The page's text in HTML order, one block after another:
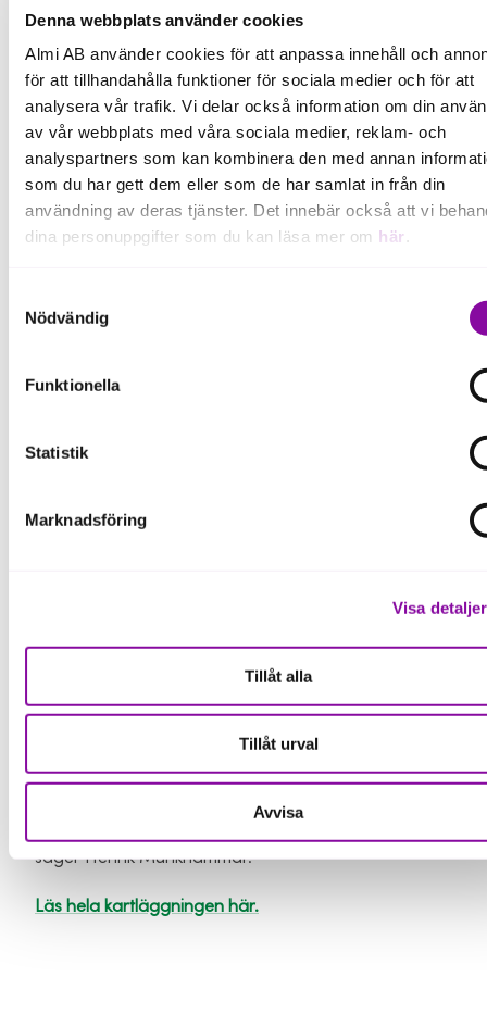
Denna webbplats använder cookies
Almi AB använder cookies för att anpassa innehåll och
för att tillhandahålla funktioner för sociala medier och för att
analysera vår trafik. Vi delar också information om din
av vår webbplats med våra sociala medier, reklam- och
analyspartners som kan kombinera den med annan
som du har gett dem eller som de har samlat in från din
användning av deras tjänster. Det innebär också att vi
dina personuppgifter som du kan läsa mer om här .
delning av information enligt ovan, inte att ske, förutom för
som är nödvändiga för att hemsidan ska fungera se mer
Nödvändig
Funktionella
Statistik
Marknadsföring
Visa detaljer
Tillåt alla
Tillåt urval
Avvisa
På den ljusa sidan ser vi, nationellt, att det finns 573
fler vd:ar i år jämfört med förra året och av dem är
242 kvinnor, det vill säga 42 procent. Det visar att när
nya vd:ar tillsätts tenderar de i högre grad att vara
kvinnor.
densamma som förra året, 15 procent.
mångfald och jämställd representation i
Under förra året tillkom få företag i Sverige,
påverkar och många bolag kämpar med
lönsamheten.
– Jämställda styrelser är inte bara en rättvisefråga,
utan också en affärsmässig styrka – bolag med
På Almi Gotland kommer vi att fortsätta arbeta för
att företag på ön ska få de bästa förutsättningarna
säger Henrik Munkhammar.
Läs hela kartläggningen här.